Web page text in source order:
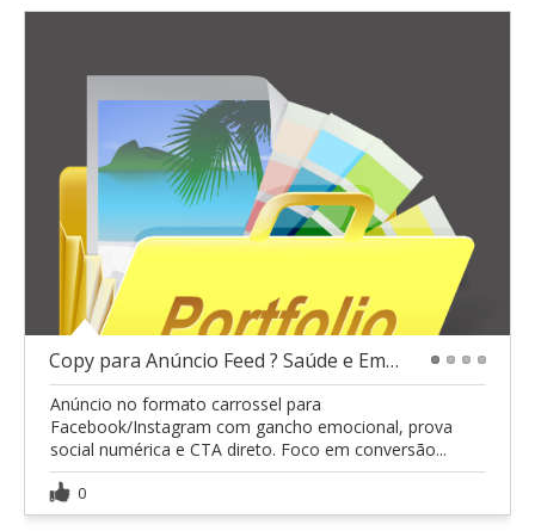
Copy para Anúncio Feed ? Saúde e Emagrecimento
Anúncio no formato carrossel para
Facebook/Instagram com gancho emocional, prova
social numérica e CTA direto. Foco em conversão...
0